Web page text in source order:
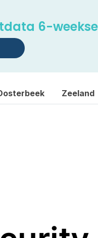
6-
Zeeland